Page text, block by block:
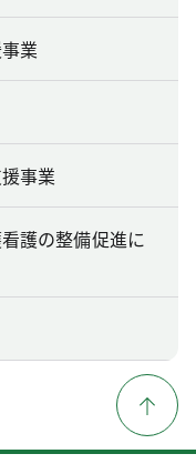
業
事業
護の整備促進に